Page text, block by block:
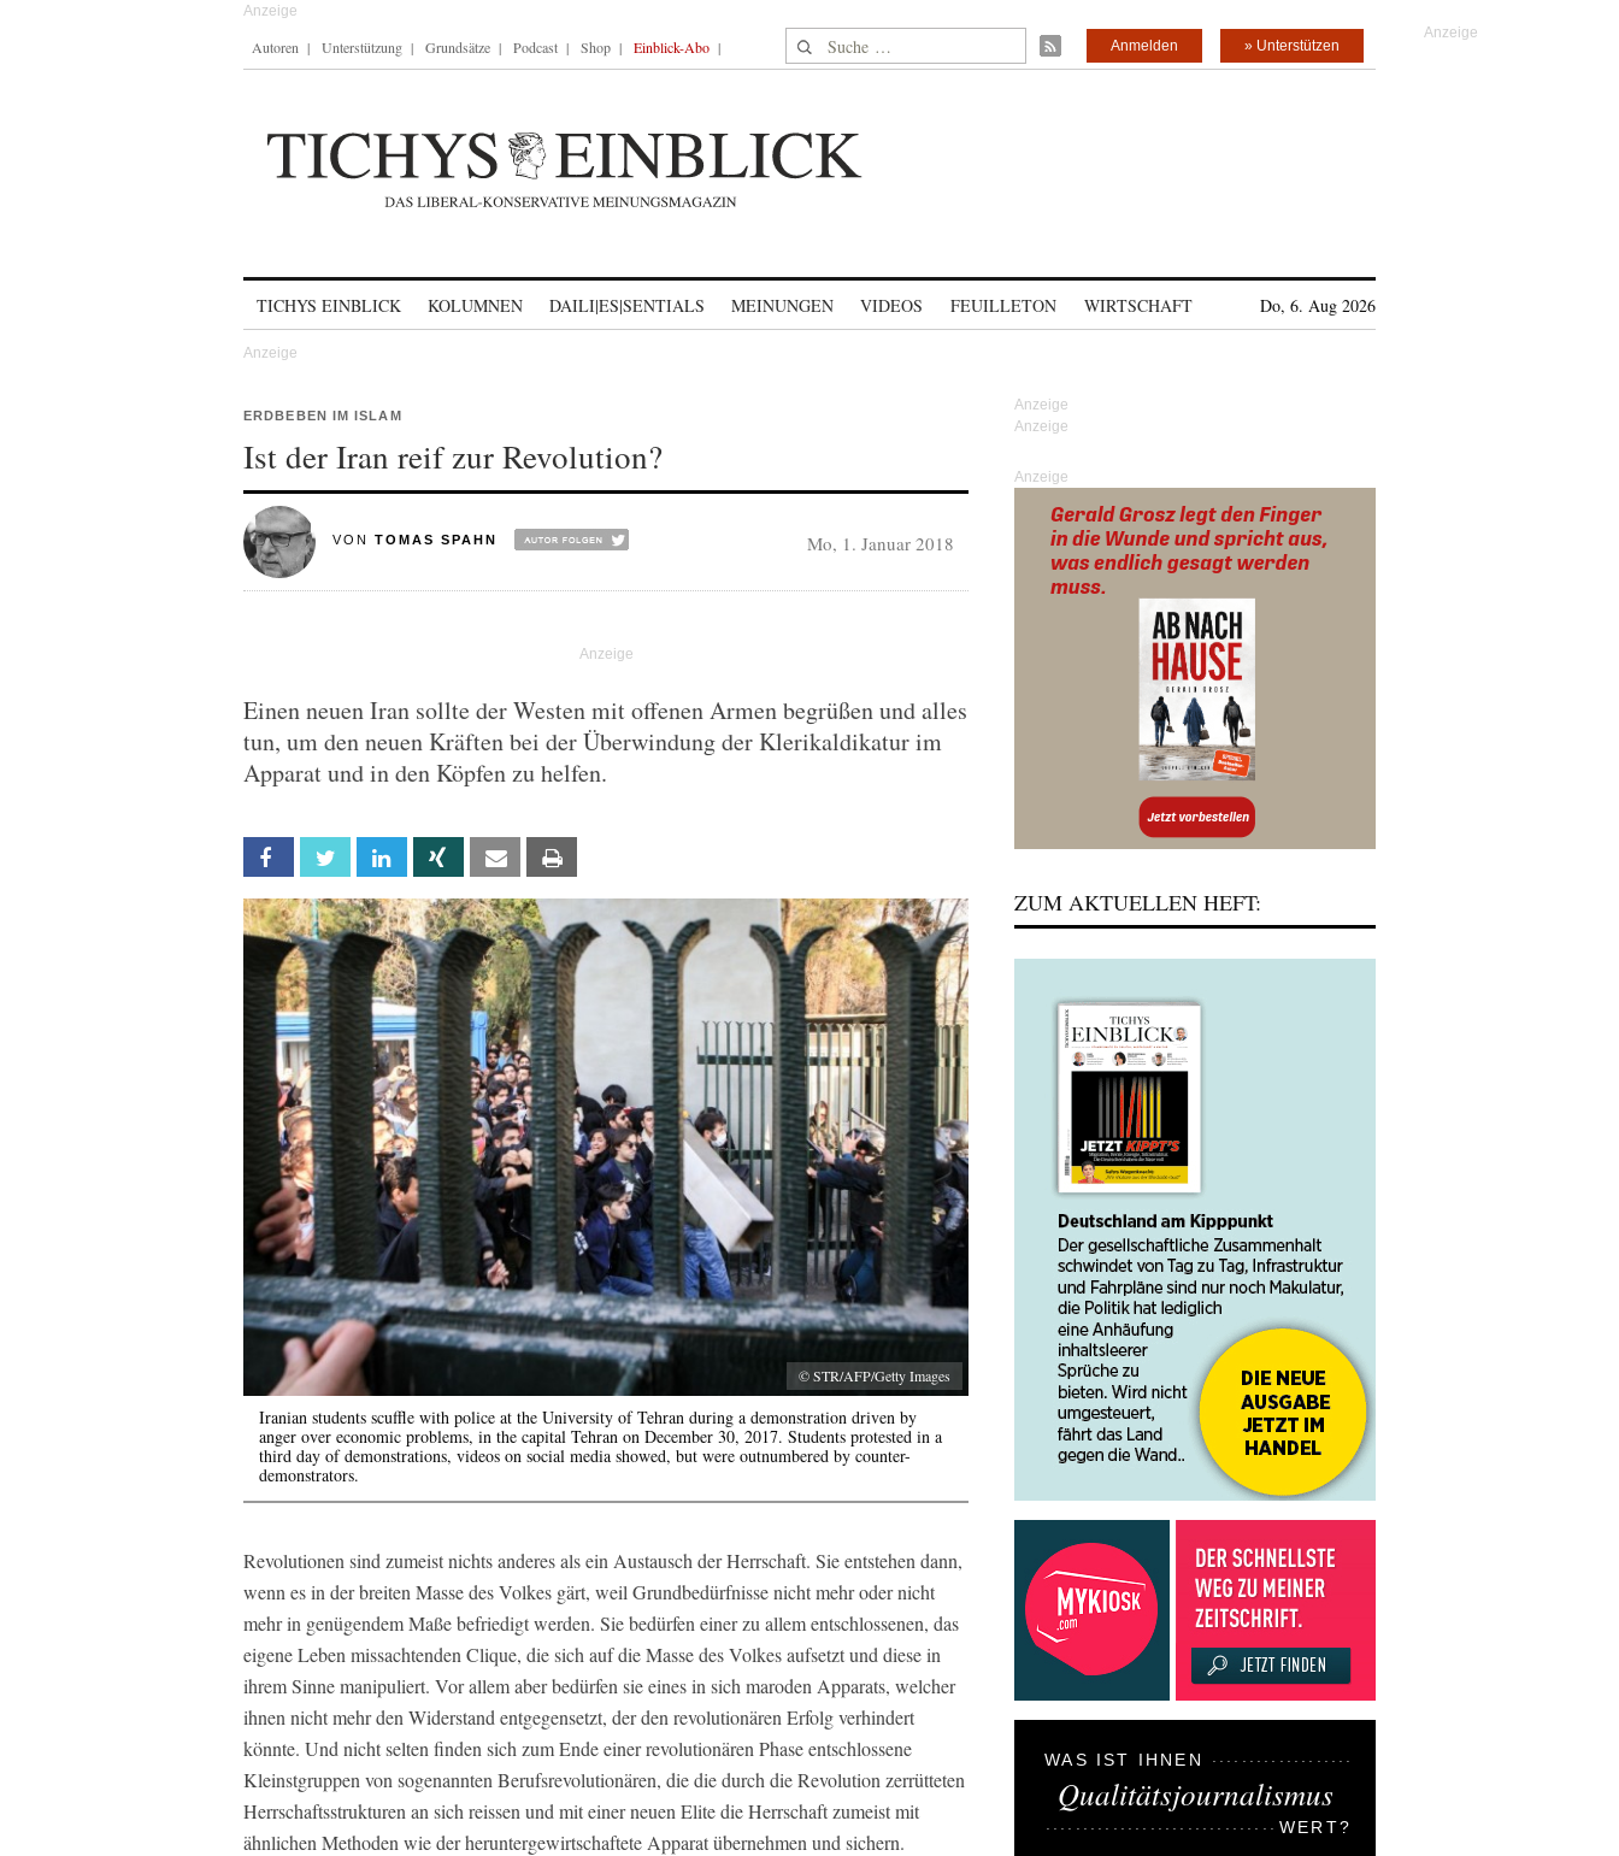
Autoren Unterstützung Grundsätze Podcast Shop Einblick-Abo Suche nach: » Unterstützen
Anmelden
TICHYS EINBLICK KOLUMNEN DAILI|ES|SENTIALS MEINUNGEN VIDEOS FEUILLETON WIRTSCHAFT Do, 6. Aug 2026
ERDBEBEN IM ISLAM
Ist der Iran reif zur Revolution?
VON TOMAS SPAHN Mo, 1. Januar 2018
Einen neuen Iran sollte der Westen mit offenen Armen begrüßen und alles
tun, um den neuen Kräften bei der Überwindung der Klerikaldikatur im
Apparat und in den Köpfen zu helfen.
Facebook Twitter Linkedin Xing Email
© STR/AFP/Getty Images
Iranian students scuffle with police at the University of Tehran during a demonstration driven by
anger over economic problems, in the capital Tehran on December 30, 2017. Students protested in a
third day of demonstrations, videos on social media showed, but were outnumbered by counter-
demonstrators.
Revolutionen sind zumeist nichts anderes als ein Austausch der Herrschaft. Sie entstehen dann,
wenn es in der breiten Masse des Volkes gärt, weil Grundbedürfnisse nicht mehr oder nicht
mehr in genügendem Maße befriedigt werden. Sie bedürfen einer zu allem entschlossenen, das
eigene Leben missachtenden Clique, die sich auf die Masse des Volkes aufsetzt und diese in
ihrem Sinne manipuliert. Vor allem aber bedürfen sie eines in sich maroden Apparats, welcher
ihnen nicht mehr den Widerstand entgegensetzt, der den revolutionären Erfolg verhindert
könnte. Und nicht selten finden sich zum Ende einer revolutionären Phase entschlossene
Kleinstgruppen von sogenannten Berufsrevolutionären, die die durch die Revolution zerrütteten
Herrschaftsstrukturen an sich reissen und mit einer neuen Elite die Herrschaft zumeist mit
ähnlichen Methoden wie der heruntergewirtschaftete Apparat übernehmen und sichern.
Anzeige
ZUM AKTUELLEN HEFT:
WAS IST IHNEN
Qualitätsjournalismus
WERT?